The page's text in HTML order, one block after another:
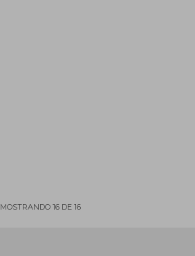
MOSTRANDO 16DE 16